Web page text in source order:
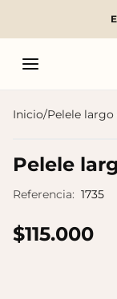
Inicio/Pelele
Pelele
Referencia: 1735
$115.000
Productos